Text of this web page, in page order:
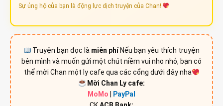
Sự ủng hộ của bạn là động lực dịch truyện của Chan!
Truyện bạn đọc là miễn phíNếu bạn yêu thích truyện
bên mình và muốn gửi một chút niềm vui nho nhỏ, bạn có
thể mời Chan một ly cafe qua các cổng dưới đây nha
Mời Chan Ly cafe:
MoMo
PayPal